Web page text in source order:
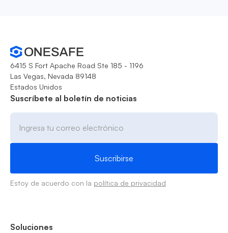
6415 S Fort Apache Road Ste 185 - 1196
Las Vegas, Nevada 89148
Estados Unidos
Suscríbete al boletín de noticias
Estoy de acuerdo con la política de privacidad
Soluciones